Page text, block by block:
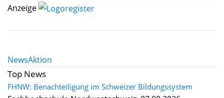
Anzeige
NewsAktion
Top News
FHNW: Benachteiligung im Schweizer Bildungssystem